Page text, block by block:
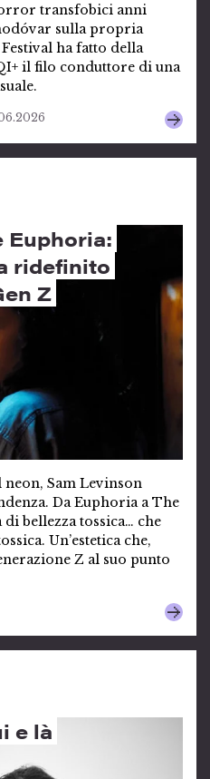
transfobici anni
sulla propria
ha fatto della
il filo conduttore di una
Euphoria:
ridefinito
Z
Sam Levinson
Da Euphoria a The
bellezza tossica… che
Un’estetica che,
Z al suo punto
e là